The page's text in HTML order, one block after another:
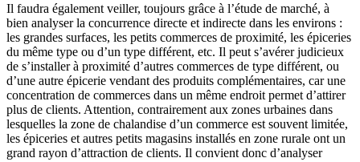
Il faudra également veiller, toujours grâce à l’étude de marché, à
bien analyser la concurrence directe et indirecte dans les environs :
les grandes surfaces, les petits commerces de proximité, les épiceries
du même type ou d’un type différent, etc. Il peut s’avérer judicieux
de s’installer à proximité d’autres commerces de type différent, ou
d’une autre épicerie vendant des produits complémentaires, car une
concentration de commerces dans un même endroit permet d’attirer
plus de clients. Attention, contrairement aux zones urbaines dans
lesquelles la zone de chalandise d’un commerce est souvent limitée,
les épiceries et autres petits magasins installés en zone rurale ont un
grand rayon d’attraction de clients. Il convient donc d’analyser